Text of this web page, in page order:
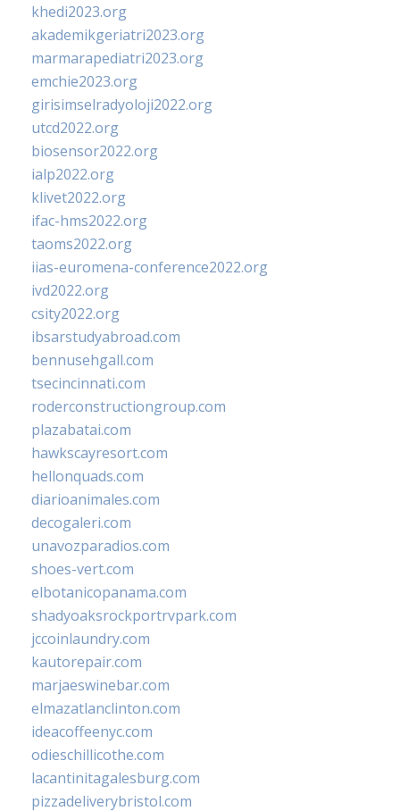
khedi2023.org
akademikgeriatri2023.org
marmarapediatri2023.org
emchie2023.org
girisimselradyoloji2022.org
utcd2022.org
biosensor2022.org
ialp2022.org
klivet2022.org
ifac-hms2022.org
taoms2022.org
iias-euromena-conference2022.org
ivd2022.org
csity2022.org
ibsarstudyabroad.com
bennusehgall.com
tsecincinnati.com
roderconstructiongroup.com
plazabatai.com
hawkscayresort.com
hellonquads.com
diarioanimales.com
decogaleri.com
unavozparadios.com
shoes-vert.com
elbotanicopanama.com
shadyoaksrockportrvpark.com
jccoinlaundry.com
kautorepair.com
marjaeswinebar.com
elmazatlanclinton.com
ideacoffeenyc.com
odieschillicothe.com
lacantinitagalesburg.com
pizzadeliverybristol.com